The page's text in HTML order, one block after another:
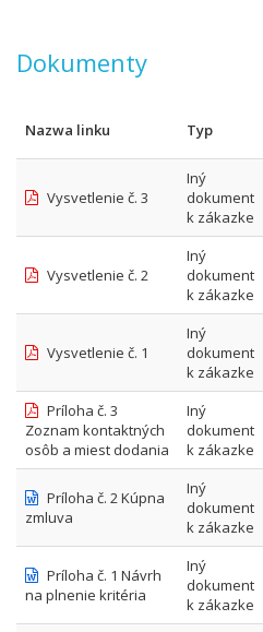
Dokumenty
Nazwa linku Typ
Vysvetlenie č. 3
Iný
dokument
k zákazke
Vysvetlenie č. 2
Iný
dokument
k zákazke
Vysvetlenie č. 1
Iný
dokument
k zákazke
Príloha č. 3
Zoznam kontaktných
osôb a miest dodania
Iný
dokument
k zákazke
Príloha č. 2 Kúpna
zmluva
Iný
dokument
k zákazke
Príloha č. 1 Návrh
na plnenie kritéria
Iný
dokument
k zákazke